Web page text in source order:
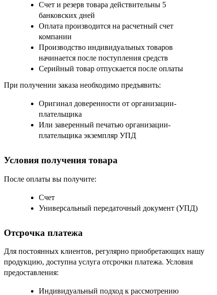
Счет и резерв товара действительны 5
банковских дней
Оплата производится на расчетный счет
компании
Производство индивидуальных товаров
начинается после поступления средств
Серийный товар отпускается после оплаты
При получении заказа необходимо предъявить:
Оригинал доверенности от организации-
плательщика
Или заверенный печатью организации-
плательщика экземпляр УПД
Условия получения товара
После оплаты вы получите:
Счет
Универсальный передаточный документ (УПД)
Отсрочка платежа
Для постоянных клиентов, регулярно приобретающих нашу
продукцию, доступна услуга отсрочки платежа. Условия
предоставления:
Индивидуальный подход к рассмотрению